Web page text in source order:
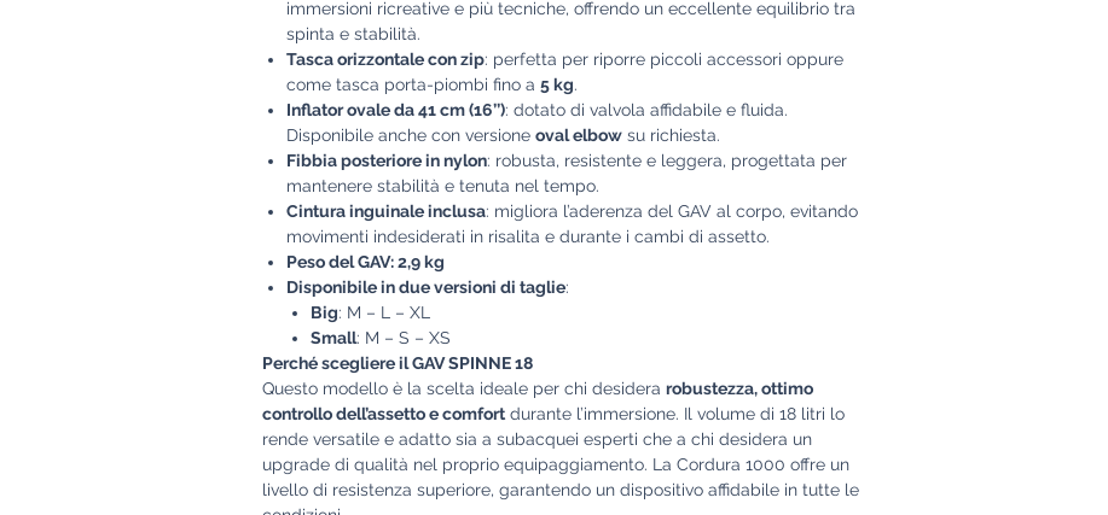
immersioni ricreative e più tecniche, offrendo un eccellente equilibrio tra
spinta e stabilità.
Tasca orizzontale con zip: perfetta per riporre piccoli accessori oppure
come tasca porta-piombi fino a 5 kg.
Inflator ovale da 41 cm (16’’): dotato di valvola affidabile e fluida.
Disponibile anche con versione oval elbow su richiesta.
Fibbia posteriore in nylon: robusta, resistente e leggera, progettata per
mantenere stabilità e tenuta nel tempo.
Cintura inguinale inclusa: migliora l’aderenza del GAV al corpo, evitando
movimenti indesiderati in risalita e durante i cambi di assetto.
Peso del GAV: 2,9 kg
Disponibile in due versioni di taglie:
Big: M – L – XL
Small: M – S – XS
Perché scegliere il GAV SPINNE 18
Questo modello è la scelta ideale per chi desidera robustezza, ottimo
controllo dell’assetto e comfort durante l’immersione. Il volume di 18 litri lo
rende versatile e adatto sia a subacquei esperti che a chi desidera un
upgrade di qualità nel proprio equipaggiamento. La Cordura 1000 offre un
livello di resistenza superiore, garantendo un dispositivo affidabile in tutte le